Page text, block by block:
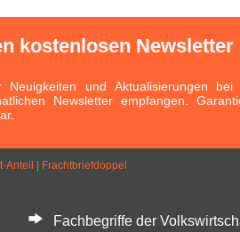
kostenlosen Newsletter
und Aktualisierungen bei
Newsletter empfangen.
Anteil Frachtbriefdoppel
Fachbegriffe der